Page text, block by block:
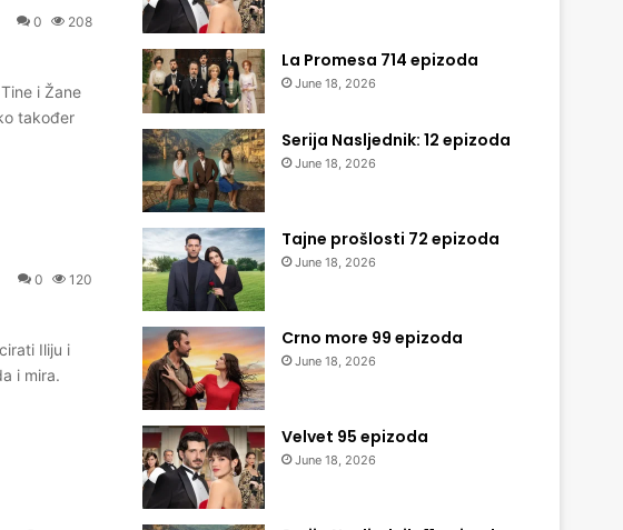
0 208
i Žane
također
0 120
Iliju i
i mira.
La Promesa 714 epizoda
June 18, 2026
Serija Nasljednik: 12 epizoda
June 18, 2026
Tajne prošlosti 72 epizoda
June 18, 2026
Crno more 99 epizoda
June 18, 2026
Velvet 95 epizoda
June 18, 2026